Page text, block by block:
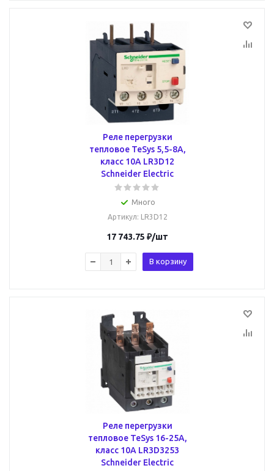
Реле перегрузки
тепловое TeSys 5,5-8А,
класс 10A LR3D12
Schneider Electric
Много
Артикул: LR3D12
17 743.75 ₽/шт
В корзину
Реле перегрузки
тепловое TeSys 16-25А,
класс 10A LR3D3253
Schneider Electric